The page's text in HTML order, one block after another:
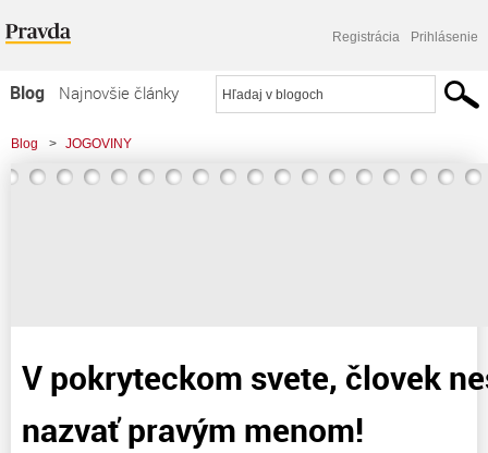
Registrácia Prihlásenie
Blog
Najnovšie články
Najčítanejšie články
Najkomentovanejšie články
Blog > JOGOVINY
> V pokryteckom svete, človek nesmie veci nazvať pravým menom!
V pokryteckom svete, človek
nazvať pravým menom!